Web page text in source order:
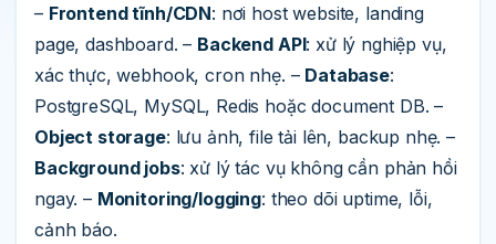
– Frontend tĩnh/CDN: nơi host website, landing
page, dashboard. – Backend API: xử lý nghiệp vụ,
xác thực, webhook, cron nhẹ. – Database:
PostgreSQL, MySQL, Redis hoặc document DB. –
Object storage: lưu ảnh, file tải lên, backup nhẹ. –
Background jobs: xử lý tác vụ không cần phản hồi
ngay. – Monitoring/logging: theo dõi uptime, lỗi,
cảnh báo.